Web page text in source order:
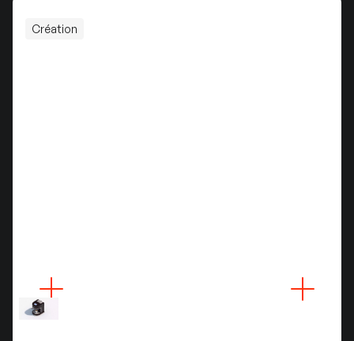
Création